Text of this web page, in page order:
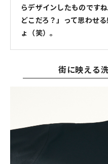
らデザインしたものですね
どこだろ？」って思わせ
ょ（笑）。
街に映える